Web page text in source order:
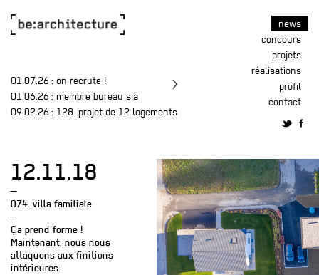
news
concours
projets
réalisations
profil
contact
01.07.26 : on recrute !
01.06.26 : membre bureau sia
09.02.26 : 128_projet de 12 logements
12.11.18
—
074_villa familiale
—
Ça prend forme !
Maintenant, nous nous
attaquons aux finitions
intérieures.